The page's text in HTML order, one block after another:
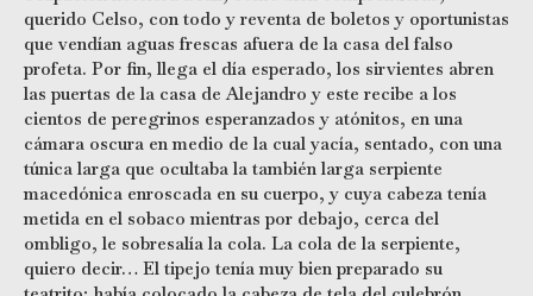
querido Celso, con todo y reventa de boletos y oportunistas
que vendían aguas frescas afuera de la casa del falso
profeta. Por fin, llega el día esperado, los sirvientes abren
las puertas de la casa de Alejandro y este recibe a los
cientos de peregrinos esperanzados y atónitos, en una
cámara oscura en medio de la cual yacía, sentado, con una
túnica larga que ocultaba la también larga serpiente
macedónica enroscada en su cuerpo, y cuya cabeza tenía
metida en el sobaco mientras por debajo, cerca del
ombligo, le sobresalía la cola. La cola de la serpiente,
quiero decir… El tipejo tenía muy bien preparado su